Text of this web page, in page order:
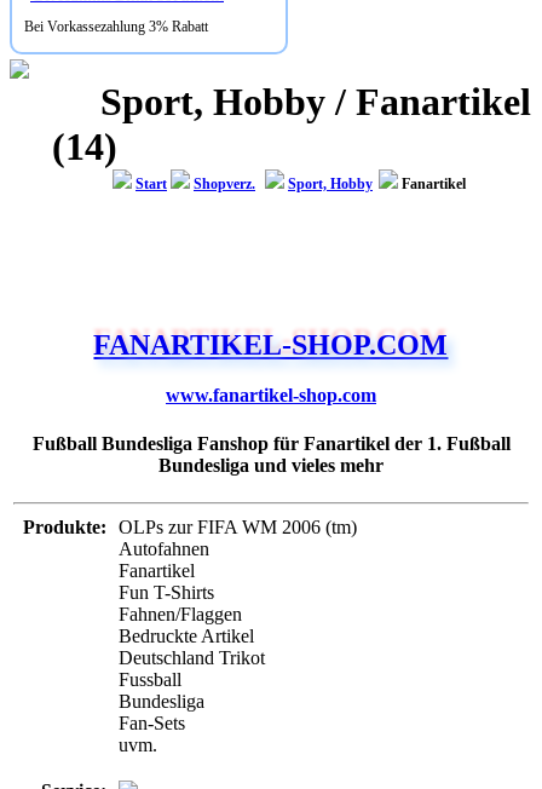
Sport, Hobby / Fanartikel
(14)
Shopverz. Sport, Hobby
Fußball Bundesliga Fanshop für Fanartikel der 1. Fußball
Bundesliga und vieles mehr
OLPs zur FIFA WM 2006 (tm)
Autofahnen
Fanartikel
Fahnen/Flaggen
Bedruckte Artikel
Deutschland Trikot
Fussball
Bundesliga
Fan-Sets
uvm.
Newsletter
Verschlüsselung